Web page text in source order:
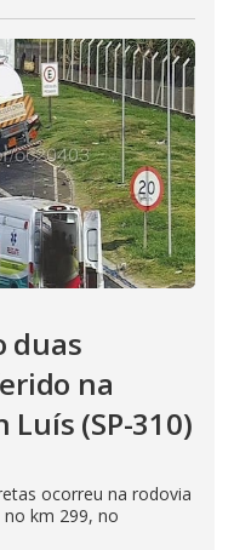
duas
na
(SP-310)
ocorreu na rodovia
no km 299, no